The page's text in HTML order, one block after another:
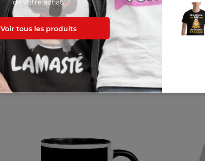
Produits
Voir tous les produits